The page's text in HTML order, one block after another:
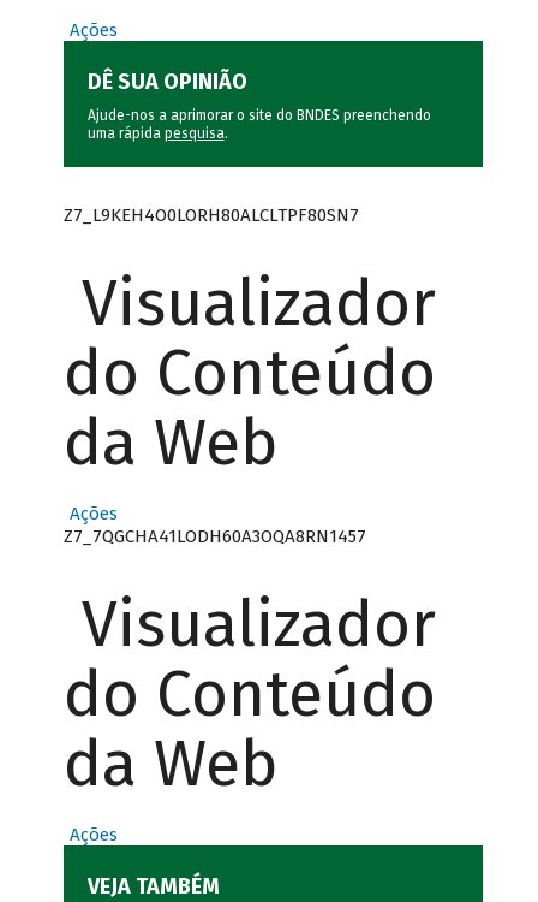
Ações
DÊ SUA OPINIÃO
Ajude-nos a aprimorar o site do BNDES preenchendo
uma rápida pesquisa.
Z7_L9KEH4O0LORH80ALCLTPF80SN7
Visualizador
do Conteúdo
da Web
Ações
Z7_7QGCHA41LODH60A3OQA8RN1457
Visualizador
do Conteúdo
da Web
Ações
VEJA TAMBÉM